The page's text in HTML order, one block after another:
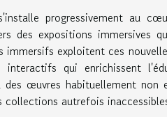
progressivement au
des expositions immersives
immersifs exploitent ces
qui enrichissent
œuvres habituellement non
autrefois